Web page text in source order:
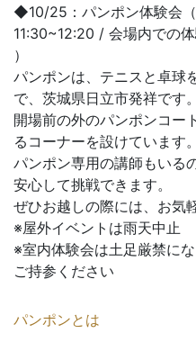
◆10/25：パンポン体験会（
11:30~12:20 / 会場内での
）
パンポンは、テニスと卓球
で、茨城県日立市発祥です。
開場前の外のパンポンコー
るコーナーを設けています。
パンポン専用の講師もいる
安心して挑戦できます。
ぜひお越しの際には、お気
※屋外イベントは雨天中止
※室内体験会は土足厳禁に
ご持参ください
パンポンとは